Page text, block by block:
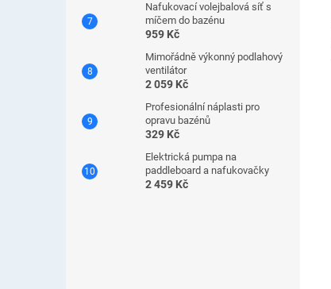
Nafukovací volejbalová síť s
míčem do bazénu
959 Kč
Mimořádně výkonný podlahový
ventilátor
2 059 Kč
Profesionální náplasti pro
opravu bazénů
329 Kč
Elektrická pumpa na
paddleboard a nafukovačky
2 459 Kč